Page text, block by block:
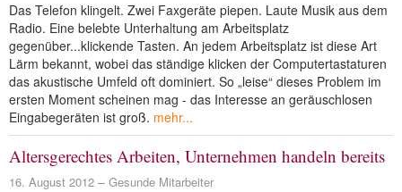
Das Telefon klingelt. Zwei Faxgeräte piepen. Laute Musik aus dem
Radio. Eine belebte Unterhaltung am Arbeitsplatz
gegenüber...klickende Tasten. An jedem Arbeitsplatz ist diese Art
Lärm bekannt, wobei das ständige klicken der Computertastaturen
das akustische Umfeld oft dominiert. So „leise“ dieses Problem im
ersten Moment scheinen mag - das Interesse an geräuschlosen
Eingabegeräten ist groß. mehr...
Altersgerechtes Arbeiten, Unternehmen handeln bereits
16. August 2012 Gesunde Mitarbeiter